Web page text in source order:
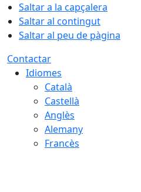
Saltar a la capçalera
Saltar al contingut
Saltar al peu de pàgina
Contactar
Idiomes
Català
Castellà
Anglès
Alemany
Francès